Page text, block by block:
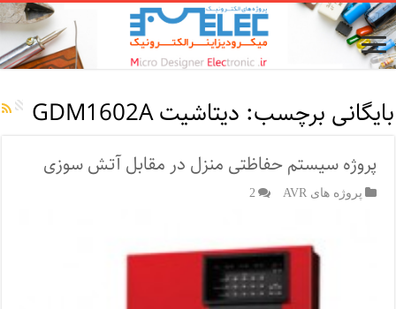
بایگانی برچسب: دیتاشیت GDM1602A
پروژه سیستم حفاظتی منزل در مقابل آتش سوزی
پروژه های AVR 2